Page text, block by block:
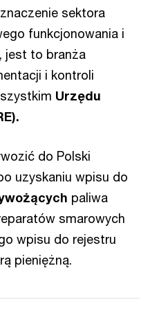
sektora
funkcjonowania i
jest to branża
i kontroli
Urzędu
do Polski
uzyskaniu wpisu do
paliwa
smarowych
wpisu do rejestru
pieniężną.